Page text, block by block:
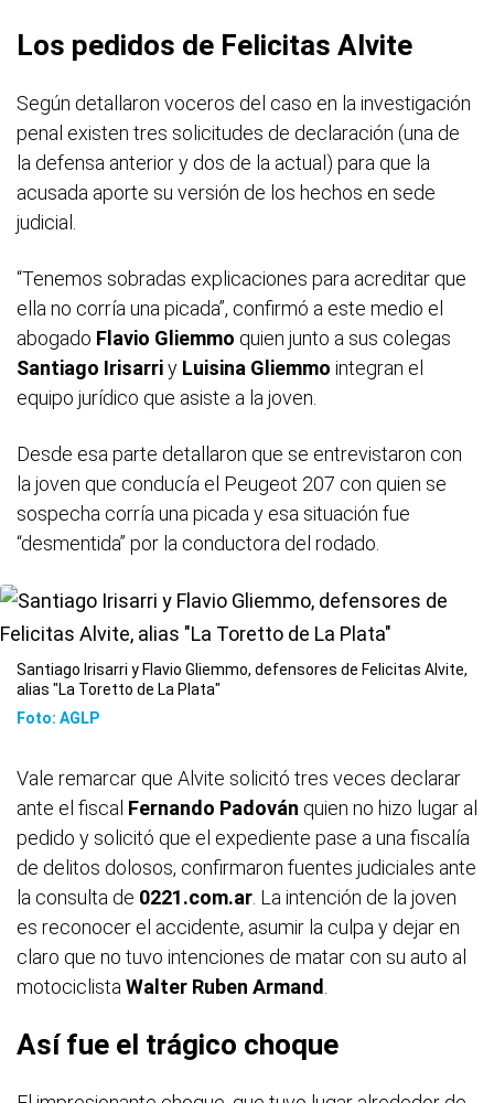
Los pedidos de Felicitas Alvite
Según detallaron voceros del caso en la investigación
penal existen tres solicitudes de declaración (una de
la defensa anterior y dos de la actual) para que la
acusada aporte su versión de los hechos en sede
judicial.
“Tenemos sobradas explicaciones para acreditar que
ella no corría una picada”, confirmó a este medio el
abogado Flavio Gliemmo quien junto a sus colegas
Santiago Irisarriy Luisina Gliemmo integran el
equipo jurídico que asiste a la joven.
Desde esa parte detallaron que se entrevistaron con
la joven que conducía el Peugeot 207 con quien se
sospecha corría una picada y esa situación fue
“desmentida” por la conductora del rodado.
Santiago Irisarri y Flavio Gliemmo, defensores de Felicitas Alvite,
alias "La Toretto de La Plata"
Foto: AGLP
Vale remarcar que Alvite solicitó tres veces declarar
ante el fiscal Fernando Padován quien no hizo lugar al
pedido y solicitó que el expediente pase a una fiscalía
de delitos dolosos, confirmaron fuentes judiciales ante
la consulta de 0221.com.ar . La intención de la joven
es reconocer el accidente, asumir la culpa y dejar en
claro que no tuvo intenciones de matar con su auto al
motociclista Walter Ruben Armand
Así fue el trágico choque